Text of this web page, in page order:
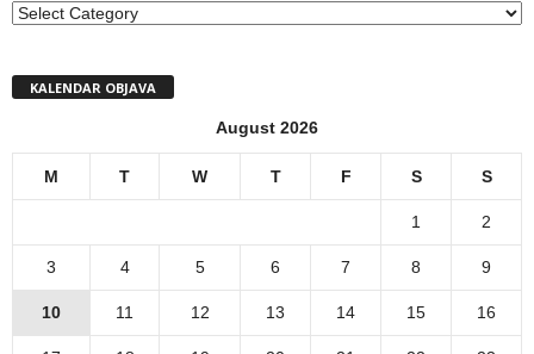
MENI
KALENDAR OBJAVA
August 2026
M T W T F S S
1 2
3 4 5 6 7 8 9
10 11 12 13 14 15 16